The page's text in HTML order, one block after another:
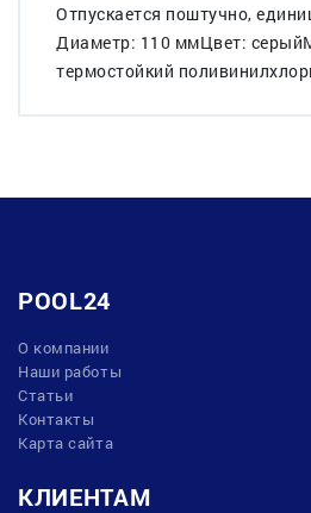
Отпускается поштучно,
Диаметр: 110 ммЦвет:
термостойкий
POOL24
О компании
Наши работы
Статьи
Контакты
Карта сайта
КЛИЕНТАМ